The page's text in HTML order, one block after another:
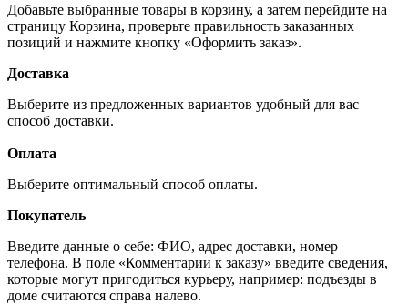
Добавьте выбранные товары в корзину, а затем перейдите на
страницу Корзина, проверьте правильность заказанных
позиций и нажмите кнопку «Оформить заказ».
Доставка
Выберите из предложенных вариантов удобный для вас
способ доставки.
Оплата
Выберите оптимальный способ оплаты.
Покупатель
Введите данные о себе: ФИО, адрес доставки, номер
телефона. В поле «Комментарии к заказу» введите сведения,
которые могут пригодиться курьеру, например: подъезды в
доме считаются справа налево.